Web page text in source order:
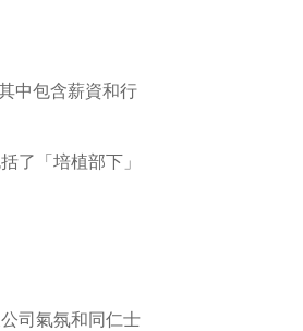
中包含薪資和行
了「培植部下」
司氣氛和同仁士